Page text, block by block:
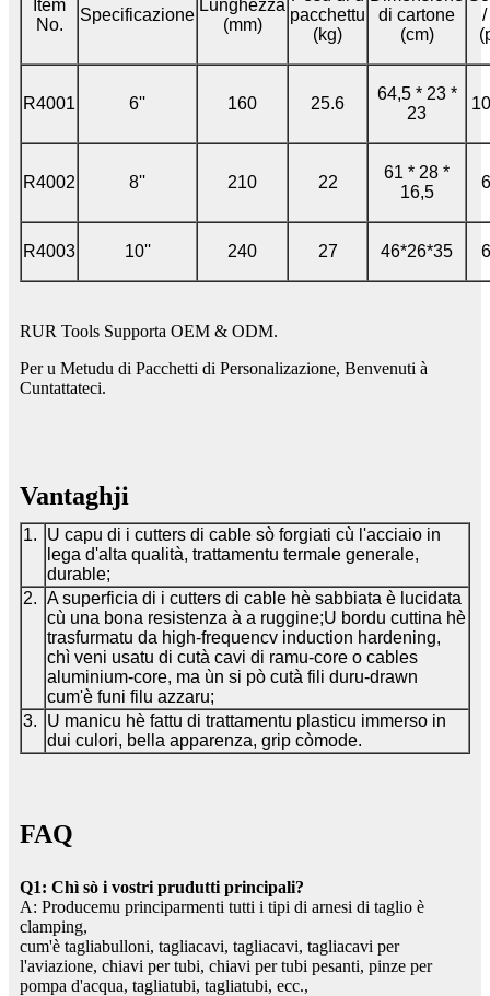
Item
No.
Specificazione
Lunghezza
(mm)
pacchettu
(kg)
di cartone
(cm)
/
R4001 6'' 160 25.6
64,5 * 23 *
23
R4002 8'' 210 22
61 * 28 *
16,5
R4003 10'' 240 27 46*26*35
RUR Tools Supporta OEM & ODM.
Per u Metudu di Pacchetti di Personalizazione, Benvenuti à
Cuntattateci.
Vantaghji
1.
U capu di i cutters di cable sò forgiati cù l'acciaio in
lega d'alta qualità, trattamentu termale generale,
durable;
2. A superficia di i cutters di cable hè sabbiata è lucidata
cù una bona resistenza à a ruggine;U bordu cuttina hè
trasfurmatu da high-frequencv induction hardening,
chì veni usatu di cutà cavi di ramu-core o cables
aluminium-core, ma ùn si pò cutà fili duru-drawn
cum'è funi filu azzaru;
3.
U manicu hè fattu di trattamentu plasticu immerso in
dui culori, bella apparenza, grip còmode.
FAQ
Q1: Chì sò i vostri prudutti principali?
A: Producemu principarmenti tutti i tipi di arnesi di taglio è
clamping,
cum'è tagliabulloni, tagliacavi, tagliacavi, tagliacavi per
l'aviazione, chiavi per tubi, chiavi per tubi pesanti, pinze per
pompa d'acqua, tagliatubi, tagliatubi, ecc.,